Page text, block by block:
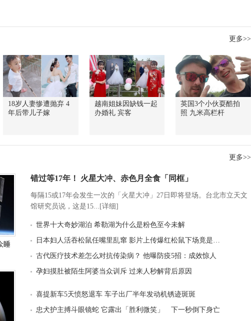
更多>>
18岁人妻惨遭抛弃 4
年后带儿子嫁
越南姐妹因缺钱一起
办婚礼 宾客
英国3个小伙耍酷拍
照 九米高栏杆
更多>>
睡
错过等17年！ 火星大冲、赤色月全食「同框」
每隔15或17年会发生一次的「火星大冲」27日即将登场。台北市立天文
馆研究员说，这是15...[详细]
世界十大奇妙湖泊 希勒湖为什么是粉色至今未解
日本妇人活吞松鼠任嘴里乱窜 影片上传爆红松鼠下场竟是…
古代医疗技术差怎么对抗传染病？ 他曝防疫5招：成效惊人
孕妇摸肚被陌生阿婆当众训斥 过来人秒解背后原因
喜提新车5天愤怒退车 车子出厂半年发动机锈迹斑斑
忠犬护主搏斗眼镜蛇 它露出「胜利微笑」 下一秒倒下身亡